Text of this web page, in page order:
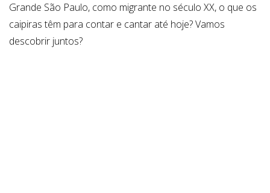
Grande São Paulo, como migrante no século XX, o que os
caipiras têm para contar e cantar até hoje? Vamos
descobrir juntos?